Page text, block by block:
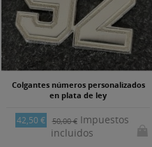
Colgantes números personalizados
en plata de ley
42,50 € 50,00 €Impuestos
incluidos